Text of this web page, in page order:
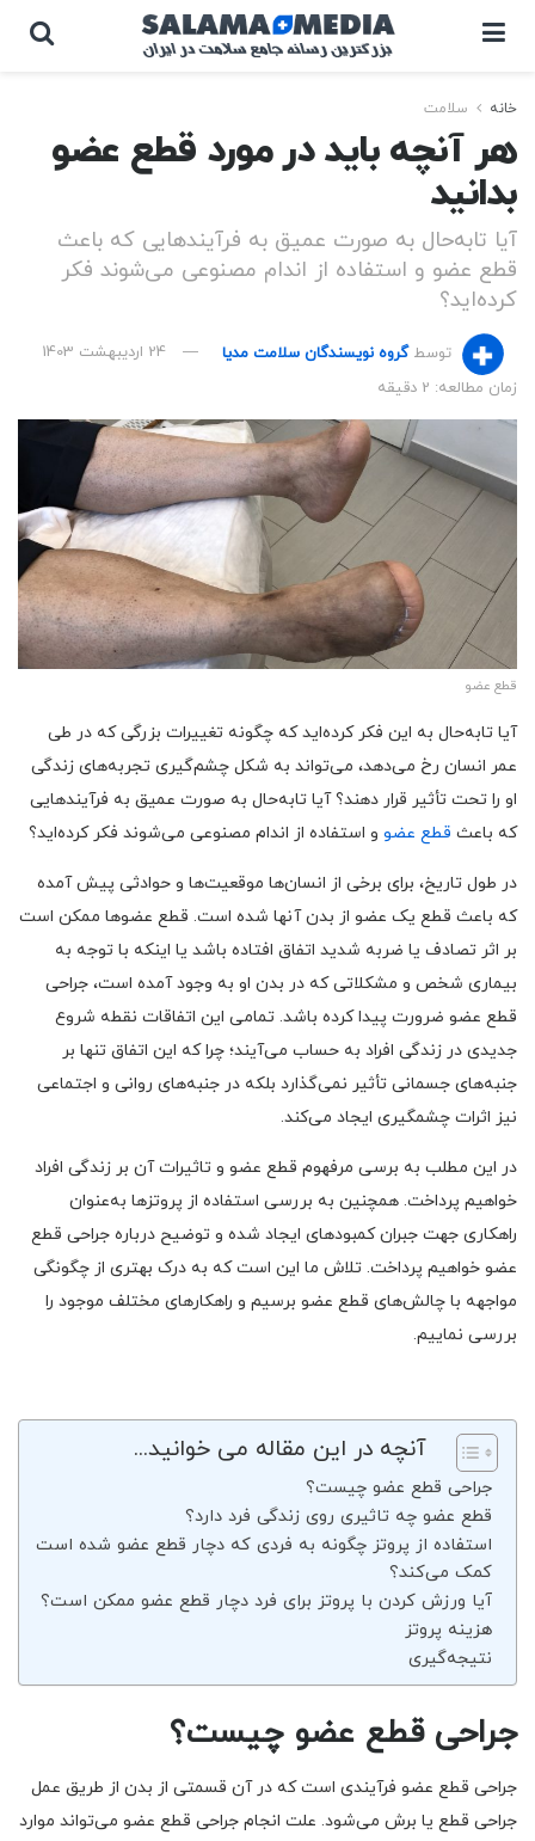
خانه سلامت
هر آنچه باید در مورد قطع عضو
بدانید
آیا تابه‌حال به صورت عمیق به فرآیندهایی که باعث
قطع عضو و استفاده از اندام مصنوعی می‌شوند فکر
کرده‌اید؟
توسط گروه نویسندگان سلامت مدیا
24 اردیبهشت 1403
زمان مطالعه: 2 دقیقه
قطع عضو
آیا تا‌به‌حال به این فکر کرده‌اید که چگونه تغییرات بزرگی که در طی
عمر انسان رخ می‌دهد، می‌تواند به شکل چشم‌گیری تجربه‌های زندگی
او را تحت تأثیر قرار دهند؟ آیا تابه‌حال به صورت عمیق به فرآیندهایی
که باعث قطع عضو و استفاده از اندام مصنوعی می‌شوند فکر کرده‌اید؟
در طول تاریخ، برای برخی از انسان‌ها موقعیت‌ها و حوادثی پیش آمده
که باعث قطع یک عضو از بدن آنها شده است. قطع عضوها ممکن است
بر اثر تصادف یا ضربه شدید اتفاق افتاده باشد یا اینکه با توجه به
بیماری شخص و مشکلاتی که در بدن او به وجود آمده است، جراحی
قطع عضو ضرورت پیدا کرده باشد. تمامی این اتفاقات نقطه شروع
جدیدی در زندگی افراد به حساب می‌آیند؛ چرا که این اتفاق تنها بر
جنبه‌های جسمانی تأثیر نمی‌گذارد بلکه در جنبه‌های روانی و اجتماعی
نیز اثرات چشمگیری ایجاد می‌کند.
در این مطلب به برسی مرفهوم قطع عضو و تاثیرات آن بر زندگی افراد
خواهیم پرداخت. همچنین به بررسی استفاده از پروتزها به‌عنوان
راهکاری جهت جبران کمبودهای ایجاد شده و توضیح درباره جراحی قطع
عضو خواهیم پرداخت. تلاش ما این است که به درک بهتری از چگونگی
مواجهه با چالش‌های قطع عضو برسیم و راهکارهای مختلف موجود را
بررسی نماییم.
آنچه در این مقاله می خوانید...
جراحی قطع عضو چیست؟
قطع عضو چه تاثیری روی زندگی فرد دارد؟
استفاده از پروتز چگونه به فردی که دچار قطع عضو شده است
کمک می‌کند؟
آیا ورزش کردن با پروتز برای فرد دچار قطع عضو ممکن است؟
هزینه پروتز
نتیجه‌گیری
جراحی قطع عضو چیست؟
جراحی قطع عضو فرآیندی است که در آن قسمتی از بدن از طریق عمل
جراحی قطع یا برش می‌شود. علت انجام جراحی قطع عضو می‌تواند موارد